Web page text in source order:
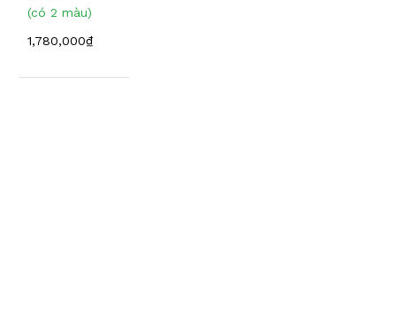
(có 2 màu)
1,780,000₫